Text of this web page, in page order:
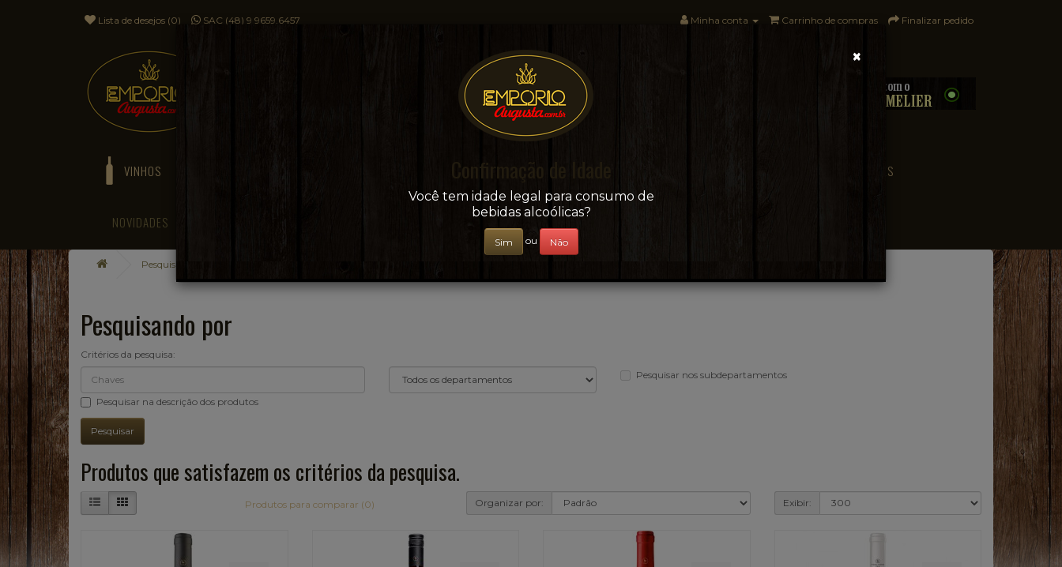
Lista de desejos (0) SAC (48) 9 9659.6457 Minha conta Carrinho de compras Finalizar pedido
Sua conveniência e adega on-line!
VINHOS + BEBIDAS PAÍSES
NOVIDADES
Pesquisando por
Pesquisando por
Critérios da pesquisa:
Pesquisar nos subdepartamentos
Pesquisar na descrição dos produtos
Produtos que satisfazem os critérios da pesquisa.
Produtos para comparar (0) Organizar por: Exibir:
×
Confirmação de Idade
Você tem idade legal para consumo de
bebidas alcoólicas?
Sim ou Não